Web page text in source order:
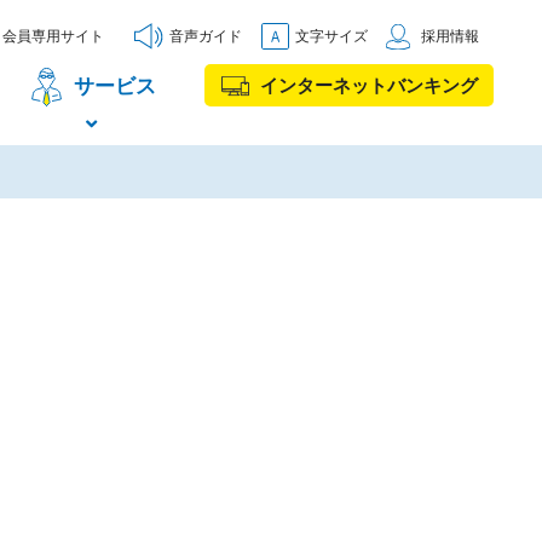
サービス インターネットバンキング
会員専用サイト 音声ガイド 文字サイズ 採用情報